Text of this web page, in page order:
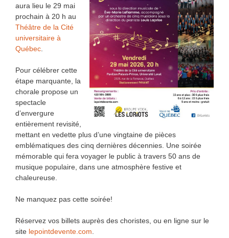
aura lieu le 29 mai
prochain à 20 h au
Théâtre de la Cité
universitaire à
Québec
Pour célébrer cette
étape marquante, la
chorale propose un
spectacle
d’envergure
entièrement revisité,
mettant en vedette plus d’une vingtaine de pièces
emblématiques des cinq dernières décennies. Une soirée
mémorable qui fera voyager le public à travers 50 ans de
musique populaire, dans une atmosphère festive et
chaleureuse.
Ne manquez pas cette soirée!
Réservez vos billets auprès des choristes, ou en ligne sur le
site lepointdevente.com